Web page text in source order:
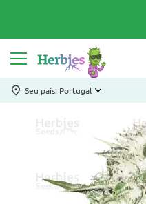
Seu país: Portugal